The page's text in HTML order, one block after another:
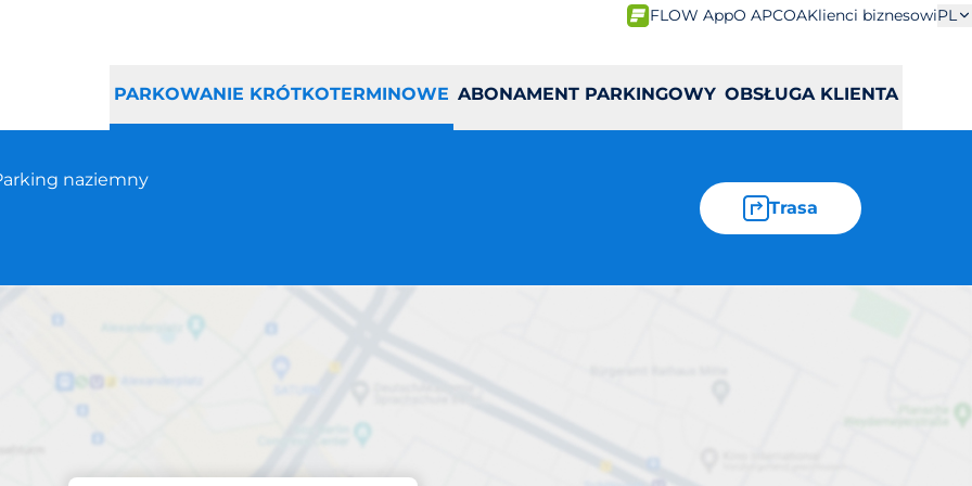
FLOW AppO APCOAKlienci biznesowiPL
PARKOWANIE KRÓTKOTERMINOWE ABONAMENT PARKINGOWY OBSŁUGA KLIENTA
naziemny
Trasa
ul. Polna 40